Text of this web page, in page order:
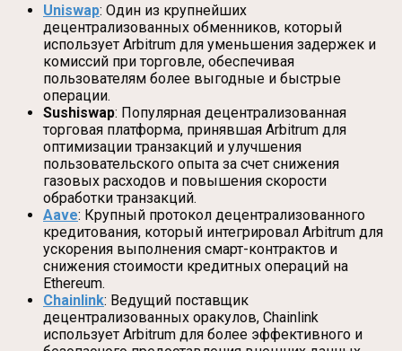
Uniswap: Один из крупнейших
децентрализованных обменников, который
использует Arbitrum для уменьшения задержек и
комиссий при торговле, обеспечивая
пользователям более выгодные и быстрые
операции.
Sushiswap: Популярная децентрализованная
торговая платформа, принявшая Arbitrum для
оптимизации транзакций и улучшения
пользовательского опыта за счет снижения
газовых расходов и повышения скорости
обработки транзакций.
Aave: Крупный протокол децентрализованного
кредитования, который интегрировал Arbitrum для
ускорения выполнения смарт-контрактов и
снижения стоимости кредитных операций на
Ethereum.
Chainlink: Ведущий поставщик
децентрализованных оракулов, Chainlink
использует Arbitrum для более эффективного и